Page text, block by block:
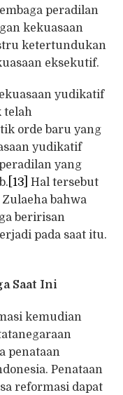
peradilan
kekuasaan
ketertundukan
eksekutif.
yudikatif
telah
orde baru yang
yudikatif
yang
[13] Hal tersebut
bahwa
beririsan
pada saat itu.
Saat Ini
kemudian
penataan
Penataan
reformasi dapat